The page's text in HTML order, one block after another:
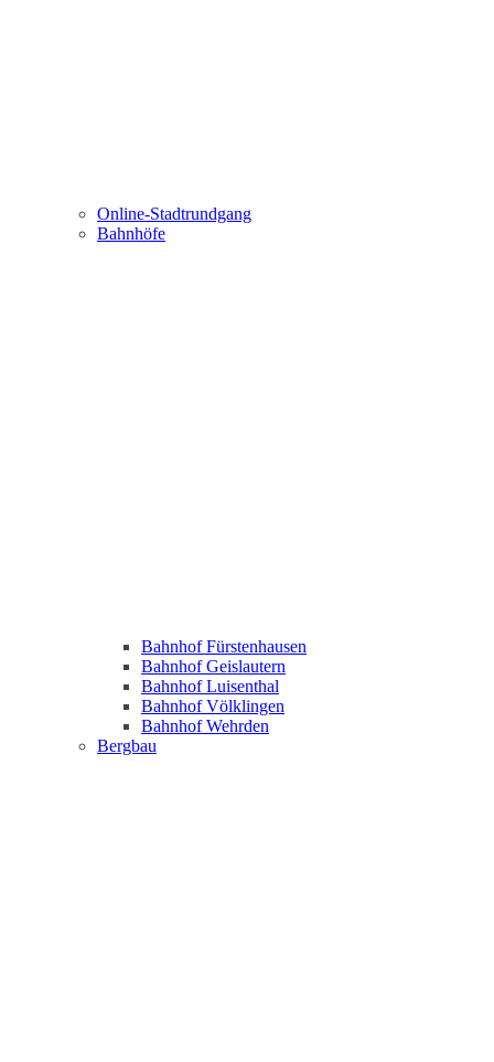
Online-Stadtrundgang
Bahnhöfe
Bahnhof Fürstenhausen
Bahnhof Geislautern
Bahnhof Luisenthal
Bahnhof Völklingen
Bahnhof Wehrden
Bergbau